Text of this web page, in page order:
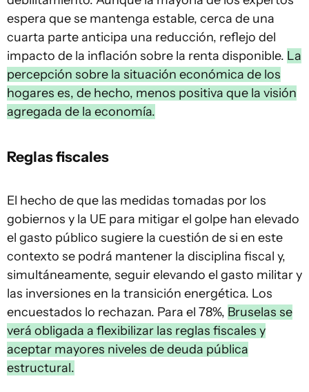
espera que se mantenga estable, cerca de una
cuarta parte anticipa una reducción, reflejo del
impacto de la inflación sobre la renta disponible. La
percepción sobre la situación económica de los
hogares es, de hecho, menos positiva que la visión
agregada de la economía.
Reglas fiscales
El hecho de que las medidas tomadas por los
gobiernos y la UE para mitigar el golpe han elevado
el gasto público sugiere la cuestión de si en este
contexto se podrá mantener la disciplina fiscal y,
simultáneamente, seguir elevando el gasto militar y
las inversiones en la transición energética. Los
encuestados lo rechazan. Para el 78%, Bruselas se
verá obligada a flexibilizar las reglas fiscales y
aceptar mayores niveles de deuda pública
estructural.